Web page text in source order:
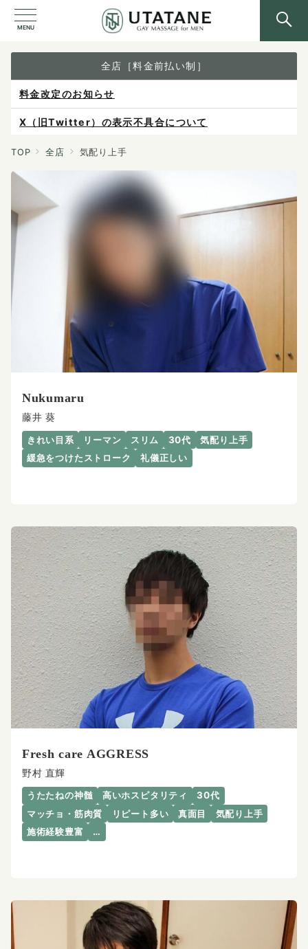
MENU
全店［料金前払い制］
料金改定のお知らせ
X（旧Twitter）の表示不具合について
ご予約は各店へ直接お問い合わせください。
料金は当日施術前にお支払いください。
感染症防止対策について
TOP 全店 気配り上手
Nukumaru
藤井 葵
きれい目系 リーマン スリム 30代
気配り上手
緩急をつけたストローク
礼儀正しい
Fresh care AGGRESS
野村 直輝
うたたねの神髄 高いホスピタリティ
30代
マッチョ・筋肉質
リピート多い 真面目
気配り上手
施術経験豊富
…